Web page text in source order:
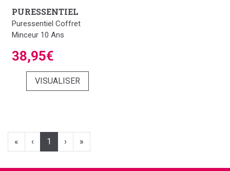
PURESSENTIEL
Puressentiel Coffret
Minceur 10 Ans
38,95€
VISUALISER
« ‹ 1 › »